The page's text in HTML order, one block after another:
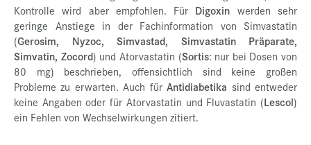
Kontrolle wird aber empfohlen. Für Digoxin werden sehr
geringe Anstiege in der Fachinformation von Simvastatin
(Gerosim, Nyzoc, Simvastad, Simvastatin Präparate,
Simvatin, Zocord) und Atorvastatin (Sortis: nur bei Dosen von
80 mg) beschrieben, offensichtlich sind keine großen
Probleme zu erwarten. Auch fürAntidiabetika sind entweder
keine Angaben oder für Atorvastatin und Fluvastatin (Lescol)
ein Fehlen von Wechselwirkungen zitiert.